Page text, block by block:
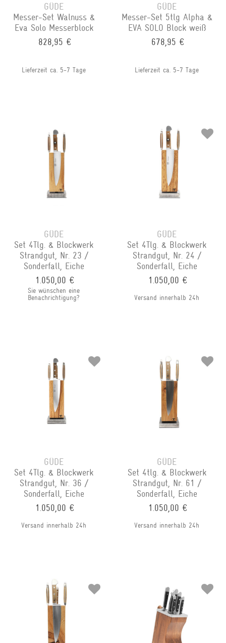
GÜDE
Messer-Set Walnuss &
Eva Solo Messerblock
828,95 €
Lieferzeit ca. 5-7 Tage
GÜDE
Messer-Set 5tlg Alpha &
EVA SOLO Block weiß
678,95 €
Lieferzeit ca. 5-7 Tage
GÜDE
Set 4Tlg. & Blockwerk
Strandgut, Nr. 23 /
Sonderfall, Eiche
1.050,00 €
Sie wünschen eine
Benachrichtigung?
GÜDE
Set 4Tlg. & Blockwerk
Strandgut, Nr. 24 /
Sonderfall, Eiche
1.050,00 €
Versand innerhalb 24h
GÜDE
Set 4Tlg. & Blockwerk
Strandgut, Nr. 36 /
Sonderfall, Eiche
1.050,00 €
Versand innerhalb 24h
GÜDE
Set 4tlg. & Blockwerk
Strandgut, Nr. 61 /
Sonderfall, Eiche
1.050,00 €
Versand innerhalb 24h